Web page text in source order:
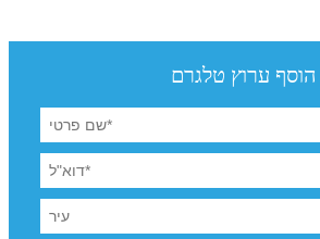
הוסף ערוץ טלגרם